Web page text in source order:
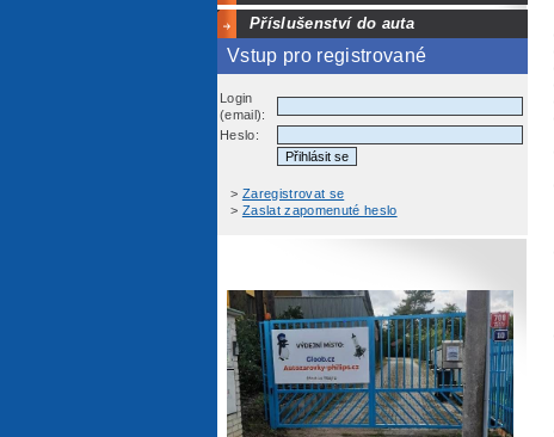
Příslušenství do auta
Vstup pro registrované
Login
(email):
Heslo:
> Zaregistrovat se
> Zaslat zapomenuté heslo